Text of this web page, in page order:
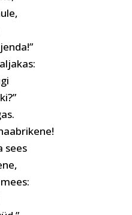
sees